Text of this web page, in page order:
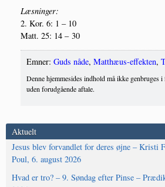
Læs­nin­ger:
2. Kor. 6: 1 – 10
Matt. 25: 14 – 30
Emner: Guds nåde, Matthæus-effekten,
Denne hjemmesides indhold må ikke genbruges
uden forudgående aftale.
Aktuelt
Jesus blev forvandlet for deres øjne – Kristi
Poul, 6. august 2026
Hvad er tro? – 9. Søndag efter Pinse –